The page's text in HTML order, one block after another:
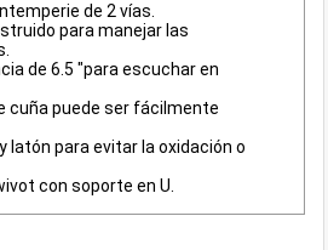
de 2 vías.
para manejar las
de 6.5 "para escuchar en
cuña puede ser fácilmente
latón para evitar la oxidación o
con soporte en U.